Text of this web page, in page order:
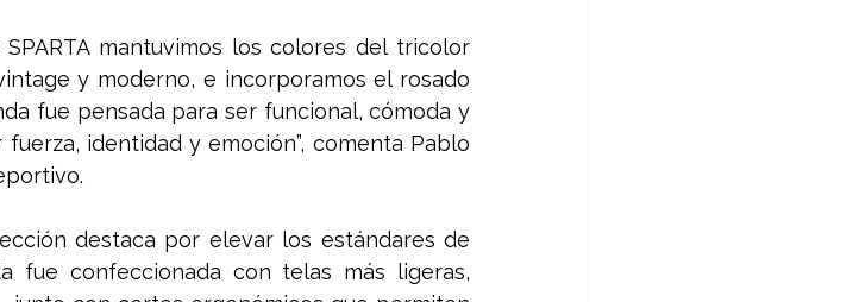
mantuvimos los colores del tricolor
y moderno, e incorporamos el rosado
fue pensada para ser funcional, cómoda y
identidad y emoción”, comenta Pablo
destaca por elevar los estándares de
fue confeccionada con telas más ligeras,